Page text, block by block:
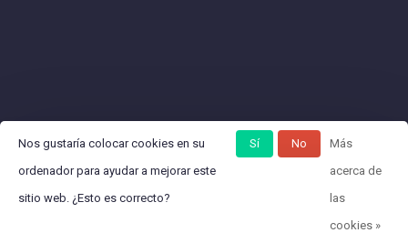
Nos gustaría colocar cookies en su
ordenador para ayudar a mejorar este
sitio web. ¿Esto es correcto?
Sí No
Más
acerca de
las
cookies »